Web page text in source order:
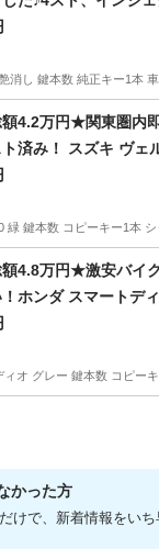
消し 鍵本数 純正キー1本
その他 AEON
4.2万円★関東圏内
済み！ スズキ ヴェ
ルデ50！ おしゃれ
足すだけ！ バッテ
緑 鍵本数 コピーキー1
スズキ ヴェルデ
4.8万円★激安バイ
ホンダ スマートデ
ト！４スト、集中キ
れな車両！
ィオ グレー 鍵本数 コピ
かった方
けで、新着情報をいち